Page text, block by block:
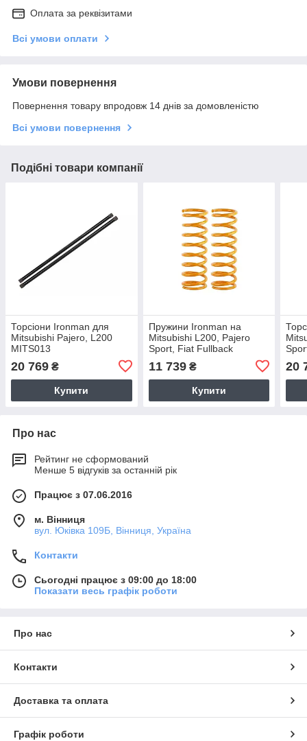
Оплата за реквізитами
Всі умови оплати
Умови повернення
Повернення товару впродовж 14 днів за домовленістю
Всі умови повернення
Подібні товари компанії
Торсіони Ironman для
Mitsubishi Pajero, L200
MITS013
20 769 ₴
Купити
Пружини Ironman на
Mitsubishi L200, Pajero
Sport, Fiat Fullback
11 739₴
Купити
20
Про нас
Рейтинг не сформований
Менше 5 відгуків за останній рік
Працює з 07.06.2016
м. Вінниця
вул. Юківка 109Б, Вінниця, Україна
Контакти
Сьогодні працює з 09:00 до 18:00
Показати весь графік роботи
Про нас
Контакти
Доставка та оплата
Графік роботи